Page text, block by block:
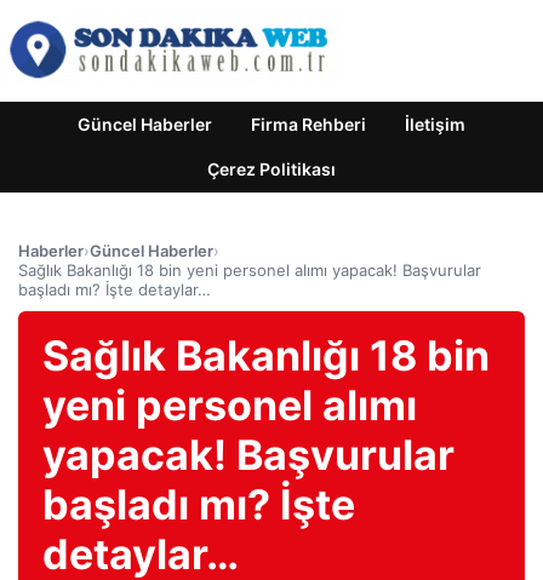
Güncel Haberler Firma Rehberi İletişim
Çerez Politikası
Haberler›Güncel Haberler›
Sağlık Bakanlığı 18 bin yeni personel alımı yapacak! Başvurular
başladı mı? İşte detaylar…
Sağlık Bakanlığı 18 bin
yeni personel alımı
yapacak! Başvurular
başladı mı? İşte
detaylar…